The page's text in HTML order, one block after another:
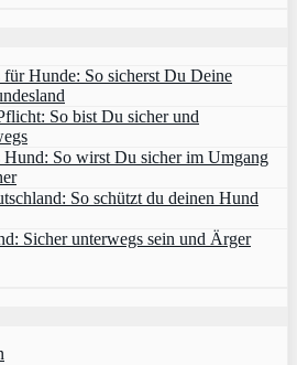
für Hunde: So sicherst Du Deine
So bist Du sicher und
Hund: So wirst Du sicher im Umgang
So schützt du deinen Hund
Sicher unterwegs sein und Ärger